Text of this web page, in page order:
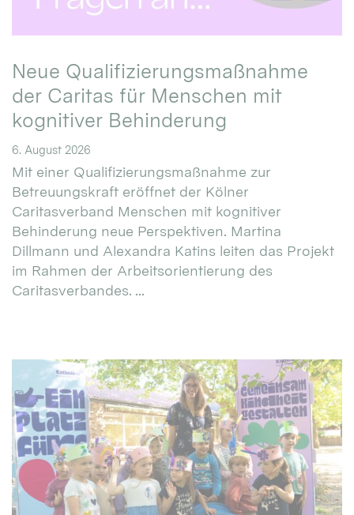
Neue Qualifizierungsmaßnahme
der Caritas für Menschen mit
kognitiver Behinderung
6. August 2026
Mit einer Qualifizierungsmaßnahme zur
Betreuungskraft eröffnet der Kölner
Caritasverband Menschen mit kognitiver
Behinderung neue Perspektiven. Martina
Dillmann und Alexandra Katins leiten das Projekt
im Rahmen der Arbeitsorientierung des
Caritasverbandes. ...